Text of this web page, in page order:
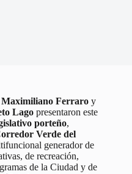
Maximiliano Ferraro y
Lago presentaron este
porteño,
Verde del
generador de
de recreación,
de la Ciudad y de